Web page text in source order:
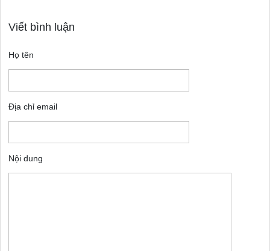
Viết bình luận
Họ tên
Địa chỉ email
Nội dung